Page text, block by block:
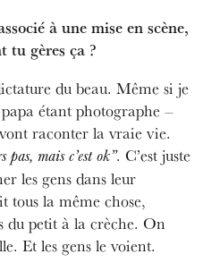
à une mise en scène,
tu gères ça ?
du beau. Même si je
étant photographe –
raconter la vraie vie.
pas, mais c’est ok”. C’est juste
les gens dans leur
la même chose,
du petit à la crèche. On
Et les gens le voient.